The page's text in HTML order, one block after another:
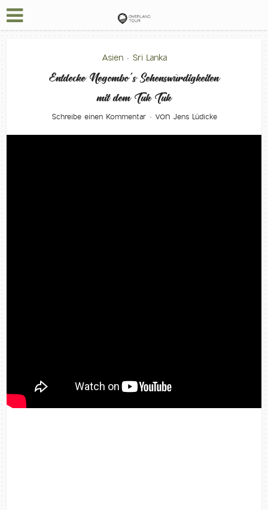
Asien • Sri Lanka
Entdecke Negombo´s Sehenswürdigkeiten
mit dem Tuk Tuk
Schreibe einen Kommentar von Jens Lüdicke